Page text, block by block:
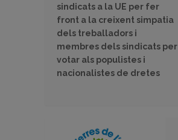
sindicats a la UE per fer
front a la creixent simpatia
dels treballadors i
membres dels sindicats per
votar als populistes i
nacionalistes de dretes